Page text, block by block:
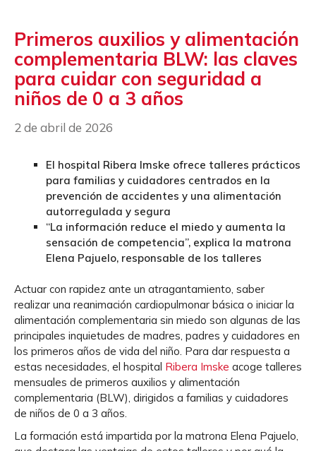
Primeros auxilios y alimentación
complementaria BLW: las claves
para cuidar con seguridad a
niños de 0 a 3 años
2 de abril de 2026
El hospital Ribera Imske ofrece talleres prácticos
para familias y cuidadores centrados en la
prevención de accidentes y una alimentación
autorregulada y segura
“La información reduce el miedo y aumenta la
sensación de competencia”, explica la matrona
Elena Pajuelo, responsable de los talleres
Actuar con rapidez ante un atragantamiento, saber
realizar una reanimación cardiopulmonar básica o iniciar la
alimentación complementaria sin miedo son algunas de las
principales inquietudes de madres, padres y cuidadores en
los primeros años de vida del niño. Para dar respuesta a
estas necesidades, el hospital Ribera Imske acoge talleres
mensuales de primeros auxilios y alimentación
complementaria (BLW), dirigidos a familias y cuidadores
de niños de 0 a 3 años.
La formación está impartida por la matrona Elena Pajuelo,